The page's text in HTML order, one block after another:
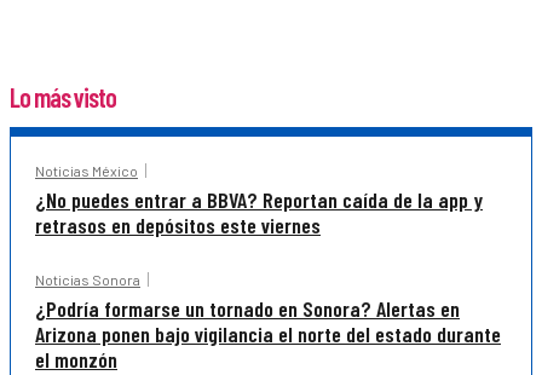
Lo más visto
Noticias México
¿No puedes entrar a BBVA? Reportan caída de la app y
retrasos en depósitos este viernes
Noticias Sonora
¿Podría formarse un tornado en Sonora? Alertas en
Arizona ponen bajo vigilancia el norte del estado durante
el monzón